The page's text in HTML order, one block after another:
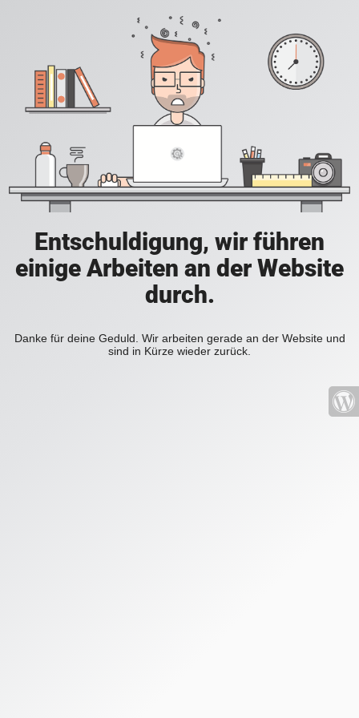
Entschuldigung, wir führen
einige Arbeiten an der Website
durch.
Danke für deine Geduld. Wir arbeiten gerade an der Website und
sind in Kürze wieder zurück.